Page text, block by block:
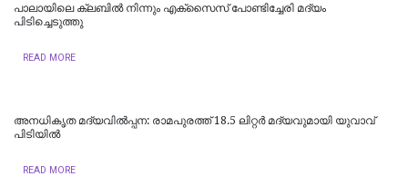
പാലായിലെ ക്ലബിൽ നിന്നും എക്സൈസ് പോണ്ടിച്ചേരി മദ്യം
പിടിച്ചെടുത്തു
READ MORE
അനധികൃത മദ്യവിൽപ്പന: രാമപുരത്ത് 18.5 ലിറ്റർ മദ്യവുമായി യുവാവ്
പിടിയിൽ
READ MORE